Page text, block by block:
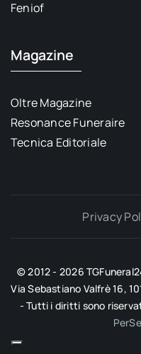
Feniof
Magazine
Oltre Magazine
Resonance Funeraire
Tecnica Editoriale
Privacy
© 2012 - 2026
Via Sebastiano Valfrè 16,
- Tutti i diritti sono